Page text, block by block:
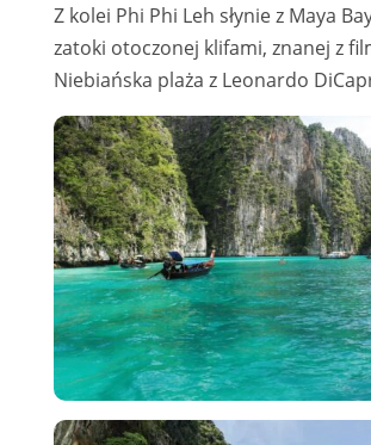
Z kolei Phi Phi Leh słynie z Maya
zatoki otoczonej klifami, znanej z
Niebiańska plaża z Leonardo